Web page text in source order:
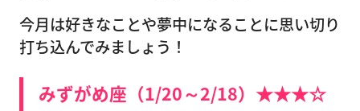
今月は好きなことや夢中になることに思い切り
打ち込んでみましょう！
みずがめ座（1/20～2/18）★★★☆